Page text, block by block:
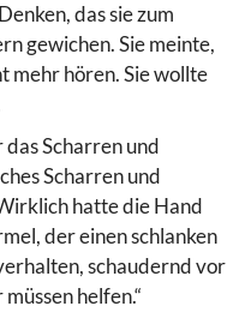
das sie zum
gewichen. Sie meinte,
mehr hören. Sie wollte
Scharren und
Scharren und
hatte die Hand
der einen schlanken
schaudernd vor
helfen.“